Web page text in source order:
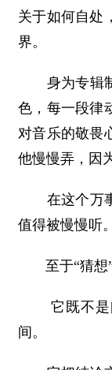
关于如何自处
界。
身为专辑制
色，每一段律
对音乐的敬畏
他慢慢弄，因
在这个万事
值得被慢慢听。
至于“猜
它既不是问
间。